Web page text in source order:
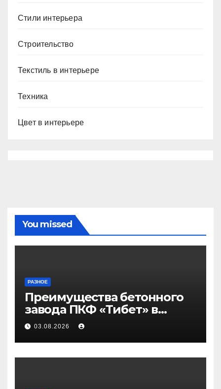
Стили интерьера
Строительство
Текстиль в интерьере
Техника
Цвет в интерьере
You missed
РАЗНОЕ
Преимущества бетонного
завода ПКФ «Тибет» в
Волгограде и Волжском
03.08.2026